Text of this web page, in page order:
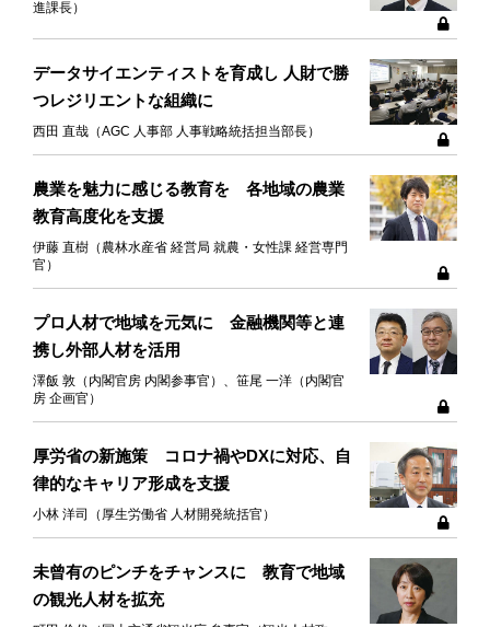
進課長）
データサイエンティストを育成し 人財で勝
つレジリエントな組織に
西田 直哉（AGC 人事部 人事戦略統括担当部長）
農業を魅力に感じる教育を 各地域の農業
教育高度化を支援
伊藤 直樹（農林水産省 経営局 就農・女性課 経営専門
官）
プロ人材で地域を元気に 金融機関等と連
携し外部人材を活用
澤飯 敦（内閣官房 内閣参事官）、笹尾 一洋（内閣官
房 企画官）
厚労省の新施策 コロナ禍やDXに対応、自
律的なキャリア形成を支援
小林 洋司（厚生労働省 人材開発統括官）
未曾有のピンチをチャンスに 教育で地域
の観光人材を拡充